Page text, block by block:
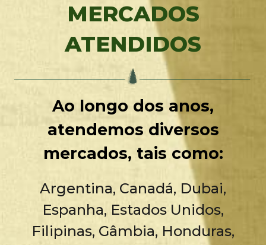
MERCADOS
ATENDIDOS
Ao longo dos anos,
atendemos diversos
mercados, tais como:
Argentina, Canadá, Dubai,
Espanha, Estados Unidos,
Filipinas, Gâmbia, Honduras,